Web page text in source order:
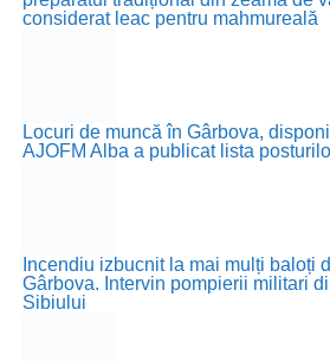
considerat leac pentru mahmureală
Locuri de muncă în Gârbova,
AJOFM Alba a publicat lista
Incendiu izbucnit la mai mulți baloți
Gârbova. Intervin pompierii militari
Sibiului